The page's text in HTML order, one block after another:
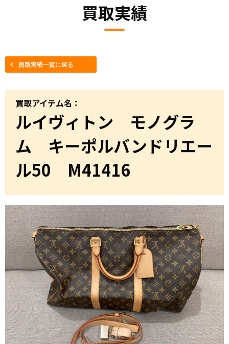
買取実績
買取実績一覧に戻る
買取アイテム名：
ルイヴィトン モノグラ
ム キーポルバンドリエー
ル50 M41416